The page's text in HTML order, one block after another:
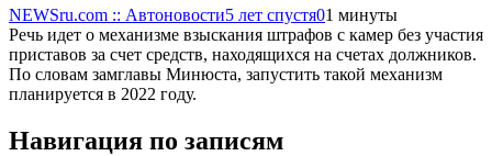
NEWSru.com :: Автоновости5 лет спустя01 минуты
Речь идет о механизме взыскания штрафов с камер без участия
приставов за счет средств, находящихся на счетах должников.
По словам замглавы Минюста, запустить такой механизм
планируется в 2022 году.
Навигация по записям